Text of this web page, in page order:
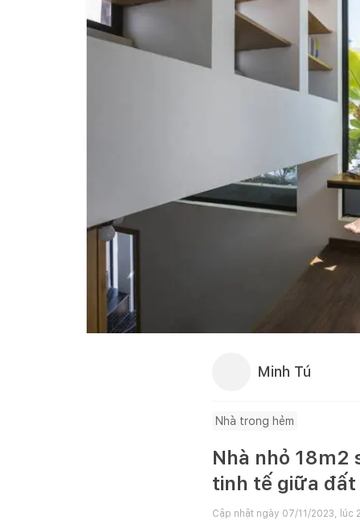
Minh Tú
Nhà trong hẻm
Nhà nhỏ 18m2
tinh tế giữa đất
Cập nhật ngày 07/11/2023, lúc